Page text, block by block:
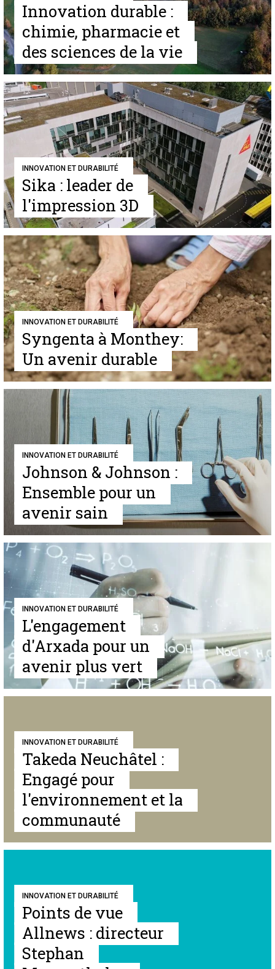
Innovation durable :
chimie, pharmacie et
des sciences de la vie
INNOVATION ET DURABILITÉ
Sika : leader de
l'impression 3D
INNOVATION ET DURABILITÉ
Syngenta à Monthey:
Un avenir durable
INNOVATION ET DURABILITÉ
Johnson & Johnson :
Ensemble pour un
avenir sain
INNOVATION ET DURABILITÉ
L'engagement
d'Arxada pour un
avenir plus vert
INNOVATION ET DURABILITÉ
Takeda Neuchâtel :
Engagé pour
l'environnement et la
communauté
INNOVATION ET DURABILITÉ
Points de vue
Allnews : directeur
Stephan